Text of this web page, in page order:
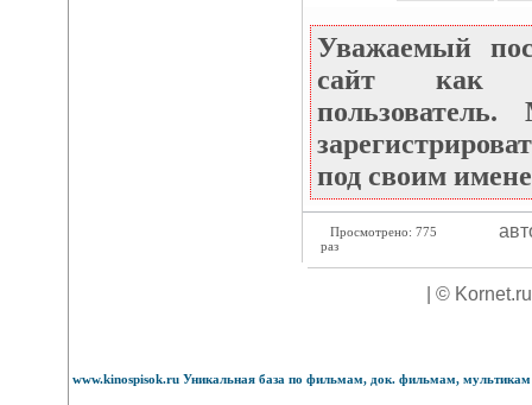
Уважаемый
сайт как
под своим
Просмотрено: 775
раз
| ©
www.kinospisok.ru Уникальная база по фильмам, док. фильмам,